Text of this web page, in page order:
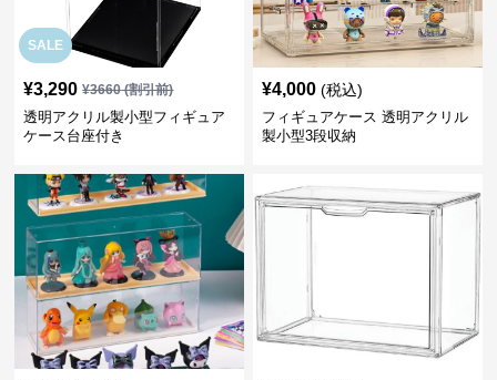
SALE
¥3,290 ¥3660(割引前)
透明アクリル製小型フィギュア
ケース台座付き
¥4,000 (税込)
フィギュアケース 透明アクリル
製小型3段収納